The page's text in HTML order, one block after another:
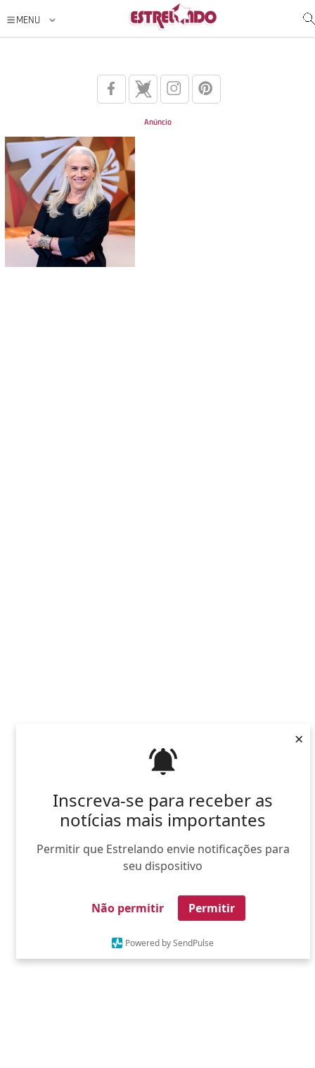
Inscreva-se para receber as
notícias mais importantes
Permitir que Estrelando envie notificações para
seu dispositivo
Não permitir Permitir
Powered by SendPulse
×